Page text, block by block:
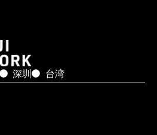
深圳 台湾